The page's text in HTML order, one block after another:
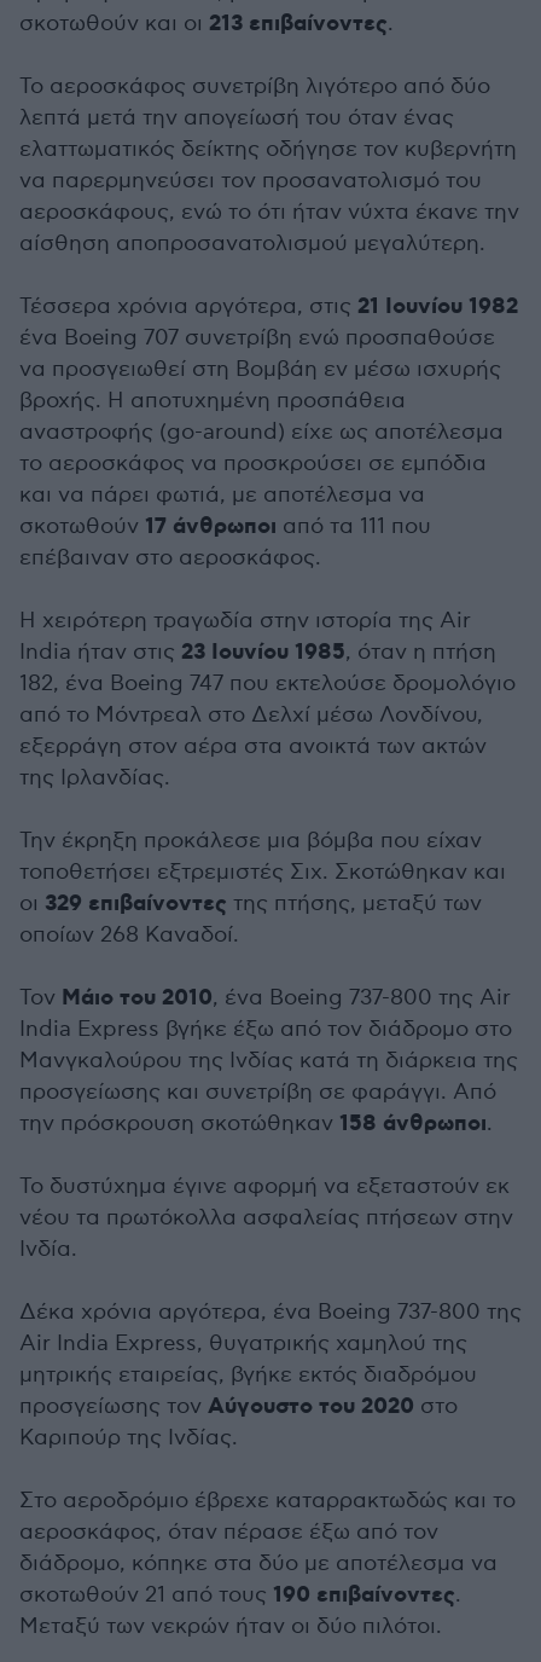
σκοτωθούν και οι 213 επιβαίνοντες.
Το αεροσκάφος συνετρίβη λιγότερο από δύο
λεπτά μετά την απογείωσή του όταν ένας
ελαττωματικός δείκτης οδήγησε τον κυβερνήτη
να παρερμηνεύσει τον προσανατολισμό του
αεροσκάφους, ενώ το ότι ήταν νύχτα έκανε την
αίσθηση αποπροσανατολισμού μεγαλύτερη.
Τέσσερα χρόνια αργότερα, στις 21 Ιουνίου 1982
ένα Boeing 707 συνετρίβη ενώ προσπαθούσε
να προσγειωθεί στη Βομβάη εν μέσω ισχυρής
βροχής. Η αποτυχημένη προσπάθεια
αναστροφής (go-around) είχε ως αποτέλεσμα
το αεροσκάφος να προσκρούσει σε εμπόδια
και να πάρει φωτιά, με αποτέλεσμα να
σκοτωθούν 17 άνθρωποι από τα 111 που
επέβαιναν στο αεροσκάφος.
Η χειρότερη τραγωδία στην ιστορία της Air
India ήταν στις 23 Ιουνίου 1985, όταν η πτήση
182, ένα Boeing 747 που εκτελούσε δρομολόγιο
από το Μόντρεαλ στο Δελχί μέσω Λονδίνου,
εξερράγη στον αέρα στα ανοικτά των ακτών
της Ιρλανδίας.
Την έκρηξη προκάλεσε μια βόμβα που είχαν
τοποθετήσει εξτρεμιστές Σιχ. Σκοτώθηκαν και
οι 329 επιβαίνοντες της πτήσης, μεταξύ των
οποίων 268 Καναδοί.
Τον Μάιο του 2010, ένα Boeing 737-800 της Air
India Express βγήκε έξω από τον διάδρομο στο
Μανγκαλούρου της Ινδίας κατά τη διάρκεια της
προσγείωσης και συνετρίβη σε φαράγγι. Από
την πρόσκρουση σκοτώθηκαν 158 άνθρωποι.
Το δυστύχημα έγινε αφορμή να εξεταστούν εκ
νέου τα πρωτόκολλα ασφαλείας πτήσεων στην
Ινδία.
Δέκα χρόνια αργότερα, ένα Boeing 737-800 της
Air India Express, θυγατρικής χαμηλού της
μητρικής εταιρείας, βγήκε εκτός διαδρόμου
προσγείωσης τον Αύγουστο του 2020 στο
Καριπούρ της Ινδίας.
Στο αεροδρόμιο έβρεχε καταρρακτωδώς και το
αεροσκάφος, όταν πέρασε έξω από τον
διάδρομο, κόπηκε στα δύο με αποτέλεσμα να
σκοτωθούν 21 από τους 190 επιβαίνοντες.
Μεταξύ των νεκρών ήταν οι δύο πιλότοι.